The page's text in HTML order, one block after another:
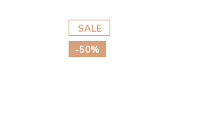
SALE
-50%